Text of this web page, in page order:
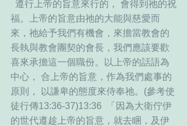
福。上帝的旨意由祂的大能與慈愛而
來，祂給予我們有機會，來擔當教會的
長執與教會團契的會長，我們應該要歡
喜來承擔這一個職份。以上帝的話語為
中心， 合上帝的旨意，作為我們處事的
原則， 以謙卑的態度來侍奉祂。(參考使
徒行傳13:36-37)13:36  「因為大衛佇伊
的世代遵趁上帝的旨意，就去睏，及伊